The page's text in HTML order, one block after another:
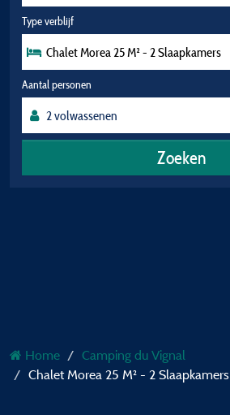
Type verblijf
Chalet Morea 25 M² - 2 Slaapkamers
Aantal personen
Zoeken
Home
Camping du Vignal
Chalet Morea 25 M² - 2 Slaapkamers